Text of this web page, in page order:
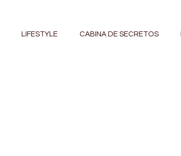
LIFESTYLE CABINA DE SECRETOS